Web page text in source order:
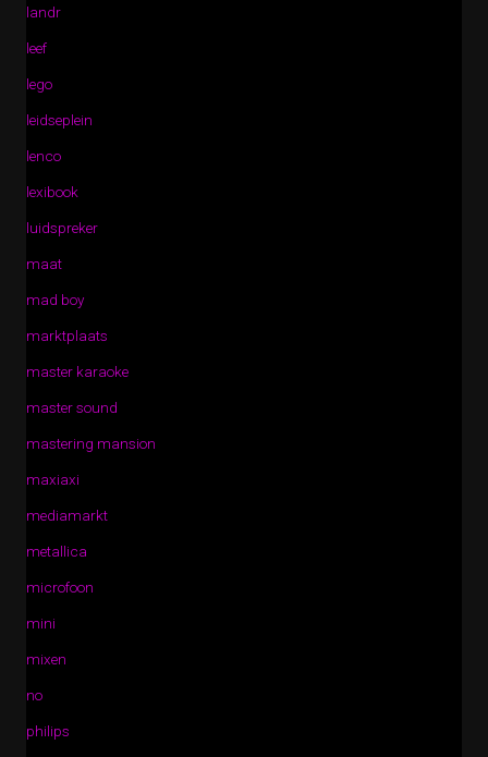
landr
leef
lego
leidseplein
lenco
lexibook
luidspreker
maat
mad boy
marktplaats
master karaoke
master sound
mastering mansion
maxiaxi
mediamarkt
metallica
microfoon
mini
mixen
no
philips